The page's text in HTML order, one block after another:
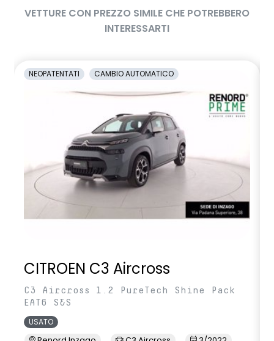
VETTURE CON PREZZO SIMILE CHE POTREBBERO
INTERESSARTI
NEOPATENTATI CAMBIO AUTOMATICO
CITROEN C3 Aircross
C3 Aircross 1.2 PureTech Shine Pack
EAT6 S&S
USATO